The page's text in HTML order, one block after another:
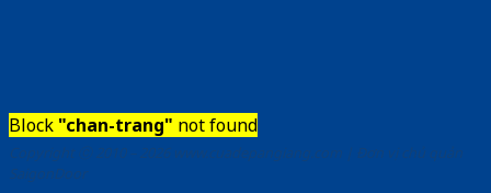
Block "chan-trang" not found
Copyright ⓒ 2010 – 2026 www.cuadepangiang.com | Đơn vị chủ quản
SaigonDoor